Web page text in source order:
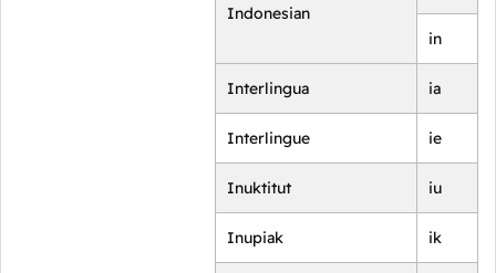
Indonesian
in
Interlingua ia
Interlingue ie
Inuktitut iu
Inupiak ik